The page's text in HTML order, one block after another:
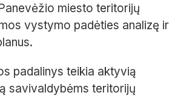
miesto teritorijų
vystymo padėties analizę ir
padalinys teikia aktyvią
savivaldybėms teritorijų